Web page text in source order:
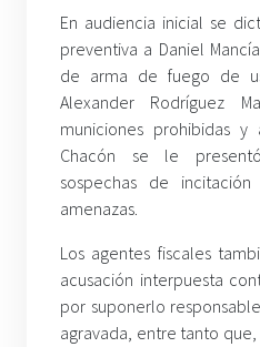
En audiencia inicial se
preventiva a Daniel
de arma de fuego de
Alexander Rodríguez
municiones prohibidas y
Chacón se le
sospechas de
amenazas.
Los agentes fiscales
acusación interpuesta
por suponerlo
agravada, entre tanto